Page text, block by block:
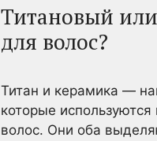
Титановый
для волос?
Титан и керамика —
которые
волос. Они оба